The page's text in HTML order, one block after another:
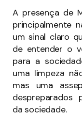
A presença de
principalmente
um sinal claro
de entender o
para a
uma limpeza
mas uma
despreparados
da sociedade.